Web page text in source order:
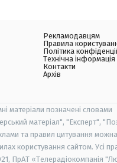
Рекламодавцям
Правила
Політика
Технічна інформація
Контакти
Архів
матеріали позначені словами
матеріал", "Експерт",
та правил цитування можна
користування сайтом. Усі
ПрАТ «Телерадіокомпанія